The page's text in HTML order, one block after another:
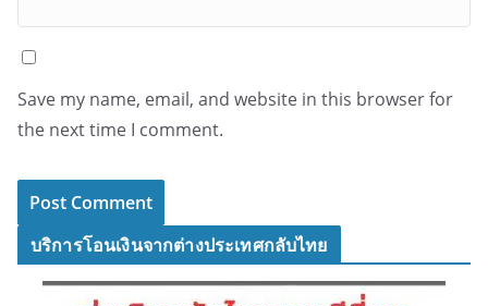
Save my name, email, and website in this browser for
the next time I comment.
บริการโอนเงินจากต่างประเทศกลับไทย